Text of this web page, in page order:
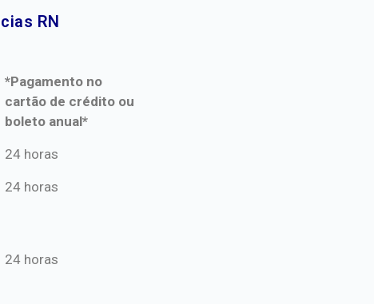
RN​
*Pagamento no
cartão de crédito ou
boleto anual*
*Pagamento no
boleto anual*
24 horas
24 horas
24 horas